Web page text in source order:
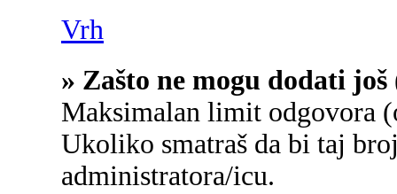
Vrh
» Zašto ne mogu dodati
Maksimalan limit odgovora
Ukoliko smatraš da bi taj
administratora/icu.